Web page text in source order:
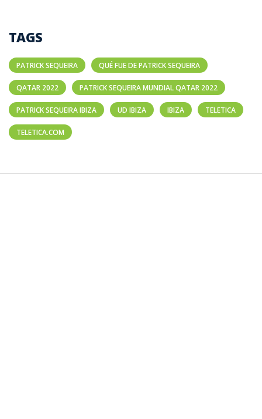
TAGS
PATRICK SEQUEIRA QUÉ FUE DE PATRICK SEQUEIRA
QATAR 2022 PATRICK SEQUEIRA MUNDIAL QATAR 2022
PATRICK SEQUEIRA IBIZA UD IBIZA IBIZA TELETICA
TELETICA.COM